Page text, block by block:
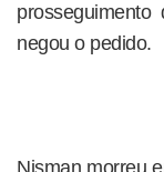
negou o pedido.
Nisman morreu